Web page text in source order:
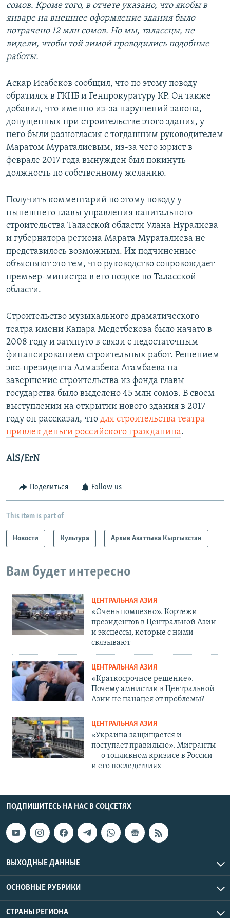
сомов. Кроме того, в отчете указано, что якобы в
январе на внешнее оформление здания было
потрачено 12 млн сомов. Но мы, талассцы, не
видели, чтобы той зимой проводились подобные
работы.
Аскар Исабеков сообщил, что по этому поводу
обратился в ГКНБ и Генпрокуратуру КР. Он также
добавил, что именно из-за нарушений закона,
допущенных при строительстве этого здания, у
него были разногласия с тогдашним руководителем
Маратом Мураталиевым, из-за чего юрист в
феврале 2017 года вынужден был покинуть
должность по собственному желанию.
Получить комментарий по этому поводу у
нынешнего главы управления капитального
строительства Таласской области Улана Нуралиева
и губернатора региона Марата Мураталиева не
представилось возможным. Их подчиненные
объясняют это тем, что руководство сопровождает
премьер-министра в его поздке по Таласской
области.
Строительство музыкального драматического
театра имени Капара Медетбекова было начато в
2008 году и затянуто в связи с недостаточным
финансированием строительных работ. Решением
экс-президента Алмазбека Атамбаева на
завершение строительства из фонда главы
государства было выделено 45 млн сомов. В своем
выступлении на открытии нового здания в 2017
году он рассказал, что для строительства театра
привлек деньги российского гражданина.
AlS/ErN
Поделиться Follow us
This item is part of
Новости Культура Архив Азаттыка Кыргызстан
Вам будет интересно
ЦЕНТРАЛЬНАЯ АЗИЯ
«Очень помпезно». Кортежи
президентов в Центральной Азии
и эксцессы, которые с ними
связывают
ЦЕНТРАЛЬНАЯ АЗИЯ
«Краткосрочное решение».
Почему амнистии в Центральной
Азии не панацея от проблемы?
ЦЕНТРАЛЬНАЯ АЗИЯ
«Украина защищается и
поступает правильно». Мигранты
— о топливном кризисе в России
и его последствиях
ПОДПИШИТЕСЬ НА НАС В СОЦСЕТЯХ
ВЫХОДНЫЕ ДАННЫЕ
ОСНОВНЫЕ РУБРИКИ
СТРАНЫ РЕГИОНА